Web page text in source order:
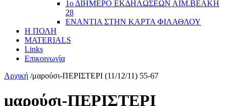
1ο ΔΙΗΜΕΡΟ ΕΚΔΗΛΩΣΕΩΝ ΑΙΜ.ΒΕΑΚΗ
28
ΕΝΑΝΤΙΑ ΣΤΗΝ ΚΑΡΤΑ ΦΙΛΑΘΛΟΥ
Η ΠΟΛΗ
MATERIALS
Links
Επικοινωνία
Αρχική /μαρούσι-ΠΕΡΙΣΤΕΡΙ (11/12/11) 55-67
μαρούσι-ΠΕΡΙΣΤΕΡΙ